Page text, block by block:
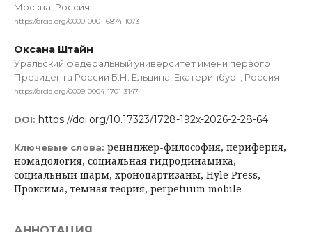
Москва, Россия
https://orcid.org/0000-0001-6874-1073
Оксана Штайн
Уральский федеральный университет имени первого
Президента России Б.Н. Ельцина, Екатеринбург, Россия
https://orcid.org/0009-0004-1701-3147
DOI: https://doi.org/10.17323/1728-192x-2026-2-28-64
Ключевые слова: рейнджер-философия, периферия,
номадология, социальная гидродинамика,
социальный шарм, хронопартизаны, Hyle Press,
Проксима, темная теория, perpetuum mobile